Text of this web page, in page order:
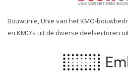
Bouwunie, Unie van het KMO-
en KMO’s uit de diverse deelsectoren